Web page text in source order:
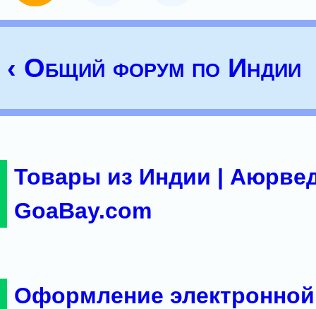
‹ Общий форум по Индии
Товары из Индии |
GoaBay.com
Оформление электронной